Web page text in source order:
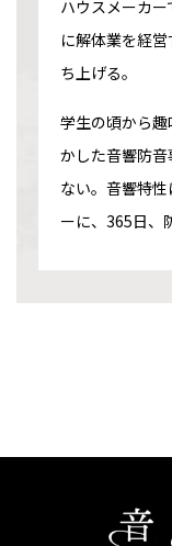
ハウスメーカ
に解体業を経
ち上げる。
学生の頃から
かした音響防
ない。音響特
ーに、365日、